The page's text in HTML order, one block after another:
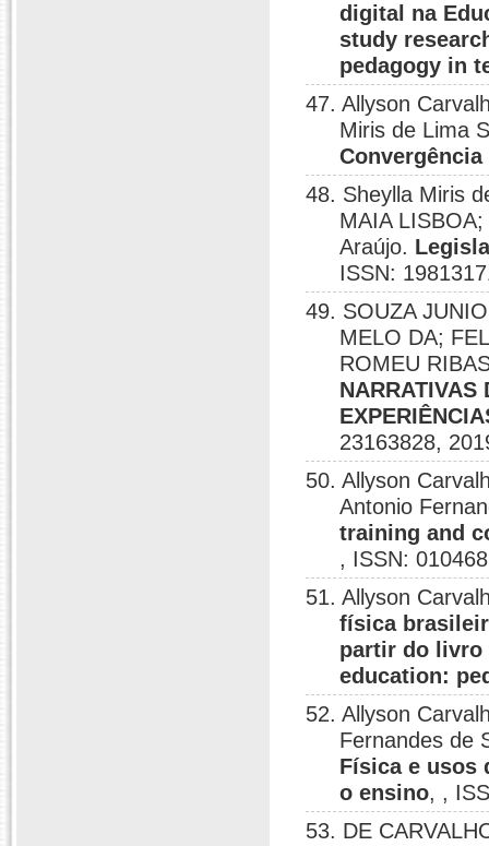
digital na
study
pedagogy in
47. Allyson
Miris de Lima
48. Sheylla Miris
MAIA
Araújo.
ISSN:
49. SOUZA
MELO DA;
ROMEU
NARRATIVAS
23163828,
50. Allyson
Antonio
training and
, ISSN:
51. Allyson
física
partir do livro
education:
52. Allyson
Fernandes de
Física e usos
o ensino, ,
53. DE